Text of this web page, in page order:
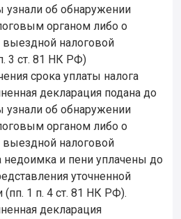
узнали об обнаружении
органом либо о
выездной налоговой
3 ст. 81 НК РФ)
срока уплаты налога
декларация подана до
узнали об обнаружении
органом либо о
выездной налоговой
недоимка и пени уплачены до
уточненной
(пп. 1 п. 4 ст. 81 НК РФ).
декларация